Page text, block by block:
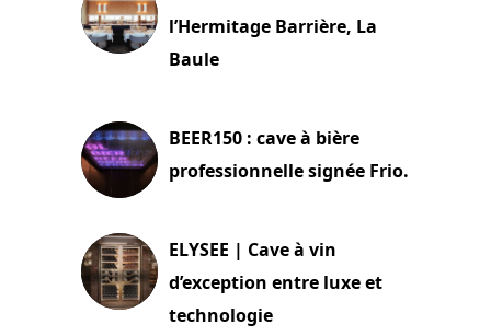
l’Hermitage Barrière, La
Baule
BEER150 : cave à bière
professionnelle signée Frio.
ELYSEE | Cave à vin
d’exception entre luxe et
technologie